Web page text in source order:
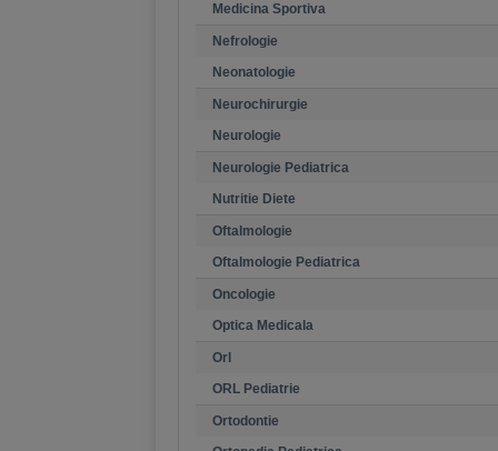
Medicina Sportiva
Nefrologie
Neonatologie
Neurochirurgie
Neurologie
Neurologie Pediatrica
Nutritie Diete
Oftalmologie
Oftalmologie Pediatrica
Oncologie
Optica Medicala
Orl
ORL Pediatrie
Ortodontie